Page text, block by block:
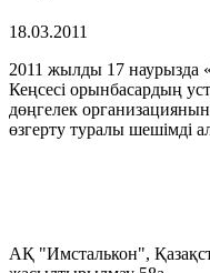
18.03.2011
2011 жылды 17 наурызда
Кеңсесі орынбасардың
дөңгелек
өзгерту туралы шешімді
АҚ "Имсталькон",